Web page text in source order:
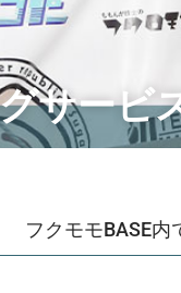
サービ
フクモモBASE